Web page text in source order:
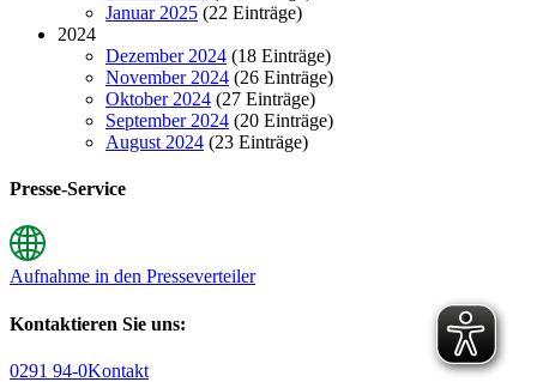
Januar 2025 (22 Einträge)
2024
Dezember 2024 (18 Einträge)
November 2024 (26 Einträge)
Oktober 2024 (27 Einträge)
September 2024 (20 Einträge)
August 2024 (23 Einträge)
Presse-Service
Aufnahme in den Presseverteiler
Kontaktieren Sie uns:
0291 94-0Kontakt